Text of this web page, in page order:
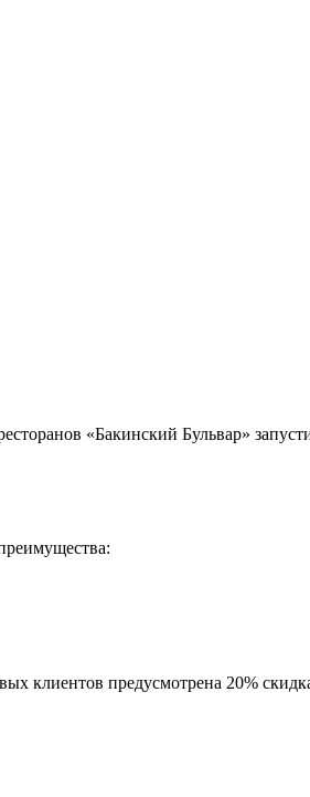
«Бакинский Бульвар»
клиентов предусмотрена 20%